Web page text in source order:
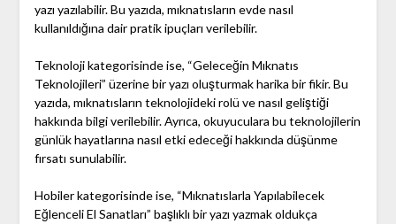
yazı yazılabilir. Bu yazıda, mıknatısların evde nasıl
kullanıldığına dair pratik ipuçları verilebilir.
Teknoloji kategorisinde ise, “Geleceğin Mıknatıs
Teknolojileri” üzerine bir yazı oluşturmak harika bir fikir. Bu
yazıda, mıknatısların teknolojideki rolü ve nasıl geliştiği
hakkında bilgi verilebilir. Ayrıca, okuyuculara bu teknolojilerin
günlük hayatlarına nasıl etki edeceği hakkında düşünme
fırsatı sunulabilir.
Hobiler kategorisinde ise, “Mıknatıslarla Yapılabilecek
Eğlenceli El Sanatları” başlıklı bir yazı yazmak oldukça